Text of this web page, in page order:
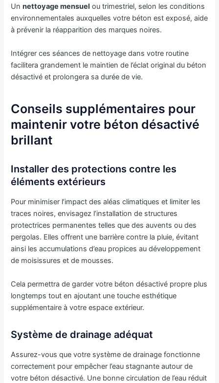
Unnettoyage mensuel ou trimestriel, selon les conditions
environnementales auxquelles votre béton est exposé, aide
à prévenir la réapparition des marques noires.
Intégrer ces séances de nettoyage dans votre routine
facilitera grandement le maintien de l’éclat original du béton
désactivé et prolongera sa durée de vie.
Conseils supplémentaires pour
maintenir votre béton désactivé
brillant
Installer des protections contre les
éléments extérieurs
Pour minimiser l’impact des aléas climatiques et limiter les
traces noires, envisagez l’installation de structures
protectrices permanentes telles que des auvents ou des
pergolas. Elles offrent une barrière contre la pluie, évitant
ainsi les accumulations d’eau propices au développement
de moisissures et de mousses.
Cela permettra de garder votre béton désactivé propre plus
longtemps tout en ajoutant une touche esthétique
supplémentaire à votre espace extérieur.
Système de drainage adéquat
Assurez-vous que votre système de drainage fonctionne
correctement pour empêcher l’eau stagnante autour de
votre béton désactivé. Une bonne circulation de l’eau réduit